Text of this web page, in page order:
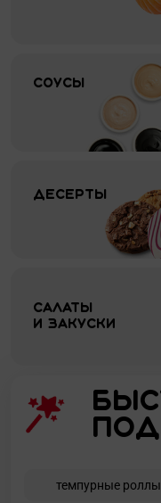
Соусы
Десерты
Салаты
и закуски
темпурные роллы